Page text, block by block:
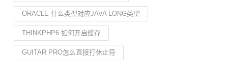
ORACLE 什么类型对应JAVA LONG类型
THINKPHP6 如何开启缓存
GUITAR PRO怎么直接打休止符